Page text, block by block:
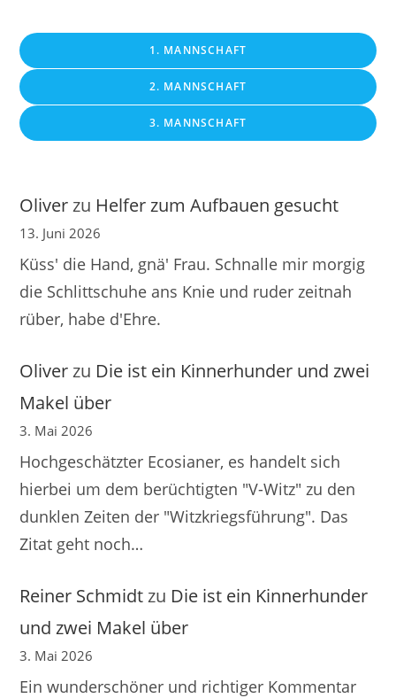
1. MANNSCHAFT
2. MANNSCHAFT
3. MANNSCHAFT
Oliverzu Helfer zum Aufbauen gesucht
13. Juni 2026
Küss' die Hand, gnä' Frau. Schnalle mir morgig
die Schlittschuhe ans Knie und ruder zeitnah
rüber, habe d'Ehre.
Oliverzu Die ist ein Kinnerhunder und zwei
Makel über
3. Mai 2026
Hochgeschätzter Ecosianer, es handelt sich
hierbei um dem berüchtigten "V-Witz" zu den
dunklen Zeiten der "Witzkriegsführung". Das
Zitat geht noch…
Reiner Schmidtzu Die ist ein Kinnerhunder
und zwei Makel über
3. Mai 2026
Ein wunderschöner und richtiger Kommentar